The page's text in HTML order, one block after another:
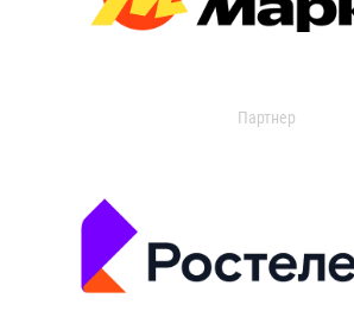
Партнер